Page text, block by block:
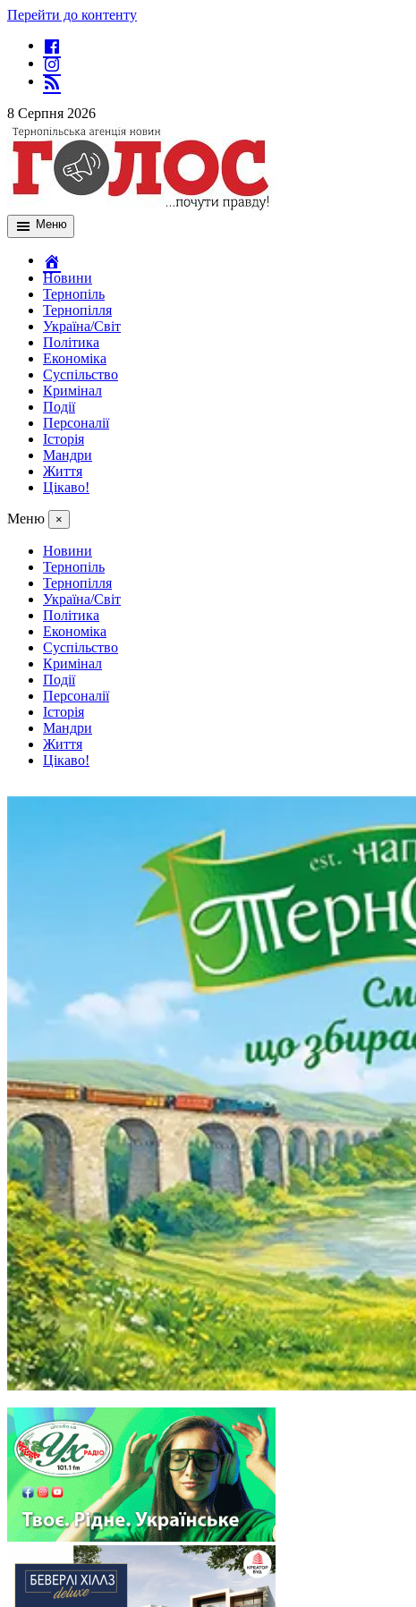
Перейти до контенту
8 Серпня 2026
Меню
Новини
Тернопіль
Тернопілля
Україна/Світ
Політика
Економіка
Суспільство
Кримінал
Події
Персоналії
Історія
Мандри
Життя
Цікаво!
Меню ×
Новини
Тернопіль
Тернопілля
Україна/Світ
Політика
Економіка
Суспільство
Кримінал
Події
Персоналії
Історія
Мандри
Життя
Цікаво!